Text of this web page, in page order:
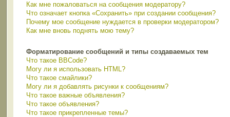
Как мне пожаловаться на сообщения модератору?
Что означает кнопка «Сохранить» при создании сообщения?
Почему мое сообщение нуждается в проверки модератором?
Как мне вновь поднять мою тему?
Форматирование сообщений и типы создаваемых тем
Что такое BBCode?
Могу ли я использовать HTML?
Что такое смайлики?
Могу ли я добавлять рисунки к сообщениям?
Что такое важные объявления?
Что такое объявления?
Что такое прикрепленные темы?